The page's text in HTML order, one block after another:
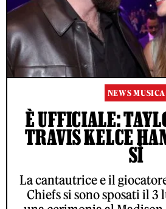
NEWS MUSICA
È UFFICIALE:
TRAVIS KELCE
SÌ
La cantautrice e il
Chiefs si sono sposati il